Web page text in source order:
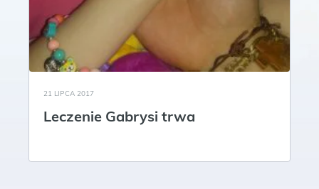
21 LIPCA 2017
Leczenie Gabrysi trwa